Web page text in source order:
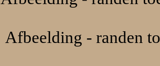
Afbeelding - randen